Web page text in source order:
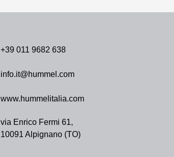
+39 011 9682 638
info.it@hummel.com
www.hummelitalia.com
via Enrico Fermi 61,
10091 Alpignano (TO)